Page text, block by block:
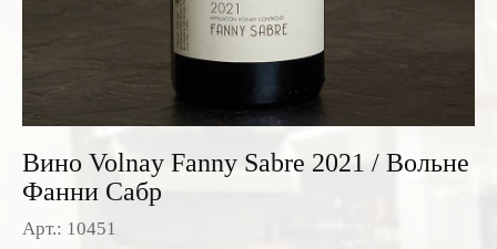
Вино Volnay Fanny Sabre 2021 / Вольне
Фанни Сабр
Арт.: 10451